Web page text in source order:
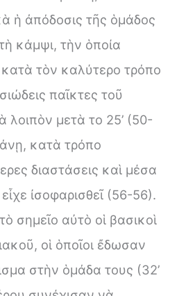
ἡ ἀπόδοσις τῆς ὁμάδος
κάμψι, τὴν ὁποία
τὸν καλύτερο τρόπο
παῖκτες τοῦ
μετὰ το 25’ (50-
κατὰ τρόπο
διαστάσεις καὶ μέσα
ἰσοφαρισθεῖ (56-56).
σημεῖο αὐτὸ οἱ βασικοὶ
οἱ ὁποῖοι ἔδωσαν
στὴν ὁμάδα τους (32’